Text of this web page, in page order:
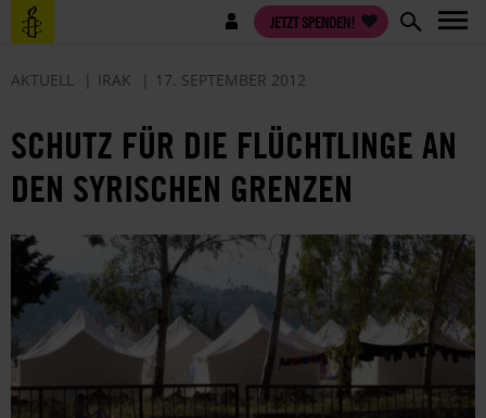
Direkt
zum
Benutzermenü JETZT SPENDEN!
AKTUELL IRAK 17. SEPTEMBER 2012
SCHUTZ FÜR DIE FLÜCHTLINGE AN
DEN SYRISCHEN GRENZEN